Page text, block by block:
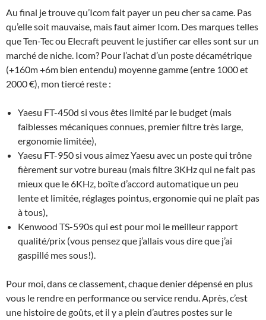
Au final je trouve qu’Icom fait payer un peu cher sa came. Pas
qu’elle soit mauvaise, mais faut aimer Icom. Des marques telles
que Ten-Tec ou Elecraft peuvent le justifier car elles sont sur un
marché de niche. Icom? Pour l’achat d’un poste décamétrique
(+160m +6m bien entendu) moyenne gamme (entre 1000 et
2000 €), mon tiercé reste :
Yaesu FT-450d si vous êtes limité par le budget (mais
faiblesses mécaniques connues, premier filtre très large,
ergonomie limitée),
Yaesu FT-950 si vous aimez Yaesu avec un poste qui trône
fièrement sur votre bureau (mais filtre 3KHz qui ne fait pas
mieux que le 6KHz, boîte d’accord automatique un peu
lente et limitée, réglages pointus, ergonomie qui ne plaît pas
à tous),
Kenwood TS-590s qui est pour moi le meilleur rapport
qualité/prix (vous pensez que j’allais vous dire que j’ai
gaspillé mes sous!).
Pour moi, dans ce classement, chaque denier dépensé en plus
vous le rendre en performance ou service rendu. Après, c’est
une histoire de goûts, et il y a plein d’autres postes sur le